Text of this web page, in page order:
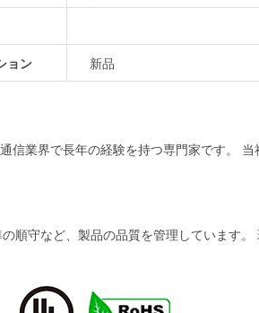
ョン 新品
業界で長年の経験を持つ専門家です。
順守など、製品の品質を管理しています